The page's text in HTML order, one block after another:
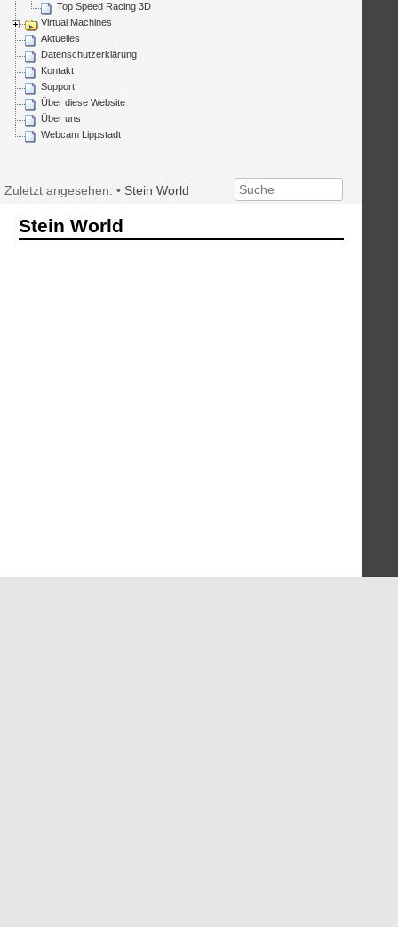
Top Speed Racing 3D
Virtual Machines
Aktuelles
Datenschutzerklärung
Kontakt
Support
Über diese Website
Über uns
Webcam Lippstadt
Zuletzt angesehen: • Stein World
Stein World